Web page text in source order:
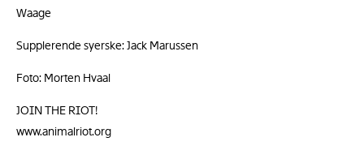
Waage
Supplerende syerske: Jack Marussen
Foto: Morten Hvaal
JOIN THE RIOT!
www.animalriot.org